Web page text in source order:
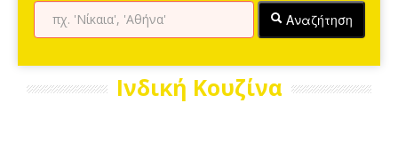
Αναζήτηση
Ινδική Κουζίνα